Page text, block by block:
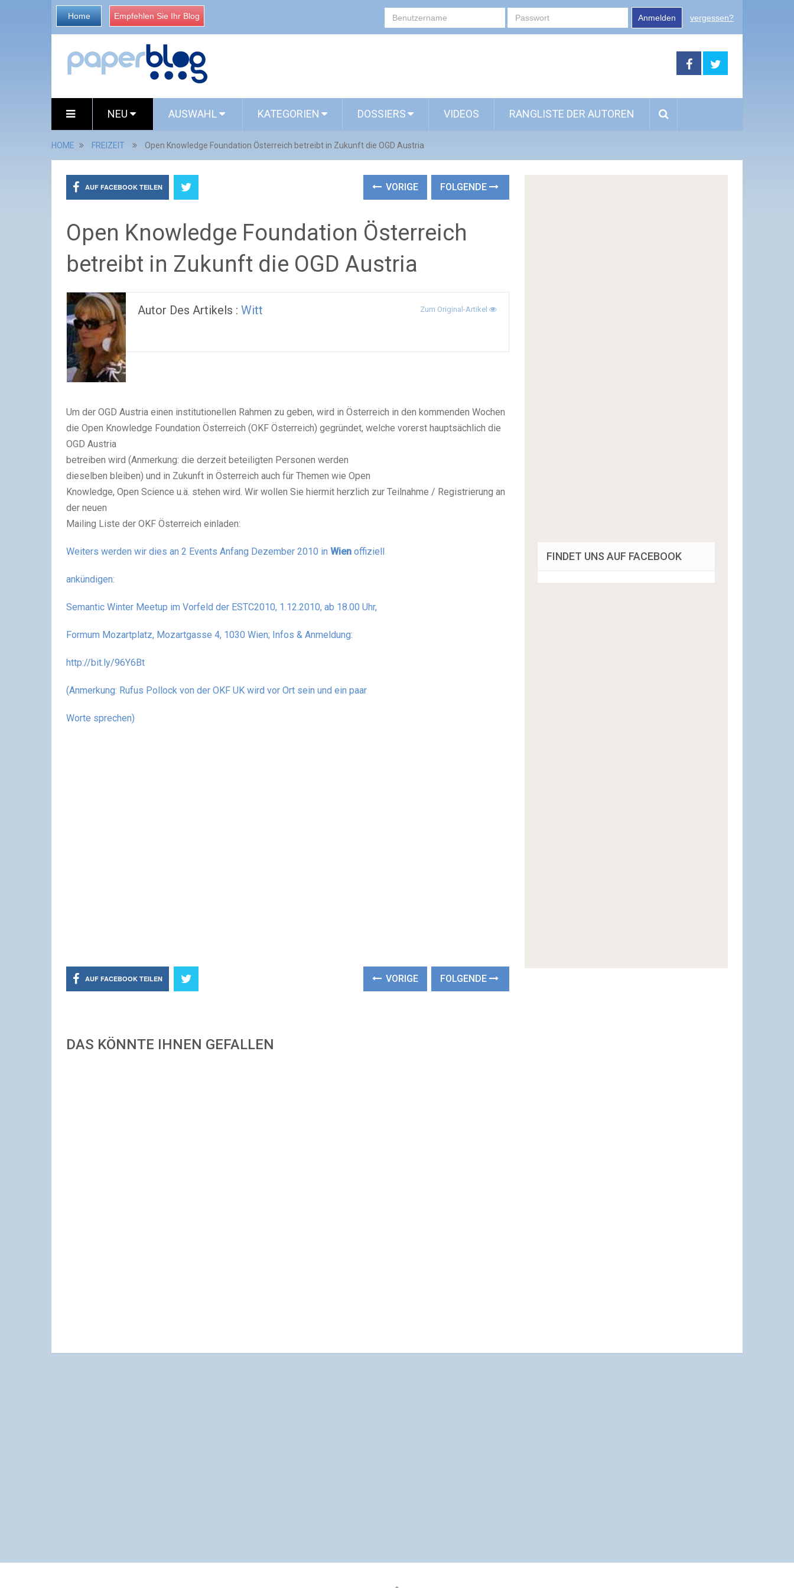
Home Empfehlen Sie Ihr Blog Anmelden vergessen?
NEU AUSWAHL KATEGORIEN DOSSIERS VIDEOS RANGLISTE DER AUTOREN
HOME FREIZEIT Open Knowledge Foundation Österreich betreibt in Zukunft die OGD Austria
AUF FACEBOOK TEILEN VORIGE FOLGENDE
Open Knowledge Foundation Österreich
betreibt in Zukunft die OGD Austria
Autor Des Artikels : Witt Zum Original-Artikel
Um der OGD Austria einen institutionellen Rahmen zu geben, wird in Österreich in den kommenden Wochen
die Open Knowledge Foundation Österreich (OKF Österreich) gegründet, welche vorerst hauptsächlich die
OGD Austria
betreiben wird (Anmerkung: die derzeit beteiligten Personen werden
dieselben bleiben) und in Zukunft in Österreich auch für Themen wie Open
Knowledge, Open Science u.ä. stehen wird. Wir wollen Sie hiermit herzlich zur Teilnahme / Registrierung an
der neuen
Mailing Liste der OKF Österreich einladen:
Weiters werden wir dies an 2 Events Anfang Dezember 2010 in Wien offiziell
ankündigen:
Semantic Winter Meetup im Vorfeld der ESTC2010, 1.12.2010, ab 18.00 Uhr,
Formum Mozartplatz, Mozartgasse 4, 1030 Wien; Infos & Anmeldung:
http://bit.ly/96Y6Bt
(Anmerkung: Rufus Pollock von der OKF UK wird vor Ort sein und ein paar
Worte sprechen)
AUF FACEBOOK TEILEN VORIGE FOLGENDE
DAS KÖNNTE IHNEN GEFALLEN
FINDET UNS AUF FACEBOOK